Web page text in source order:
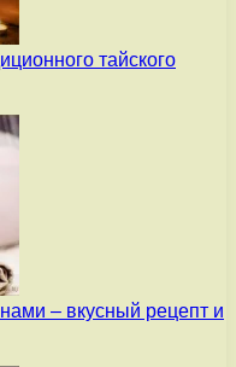
тайского
– вкусный рецепт и